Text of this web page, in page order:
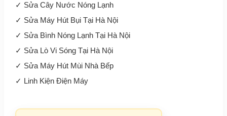
✓ Sửa Cây Nước Nóng Lạnh
✓ Sửa Máy Hút Bụi Tại Hà Nội
✓ Sửa Bình Nóng Lạnh Tại Hà Nội
✓ Sửa Lò Vi Sóng Tại Hà Nội
✓ Sửa Máy Hút Mùi Nhà Bếp
✓ Linh Kiện Điện Máy